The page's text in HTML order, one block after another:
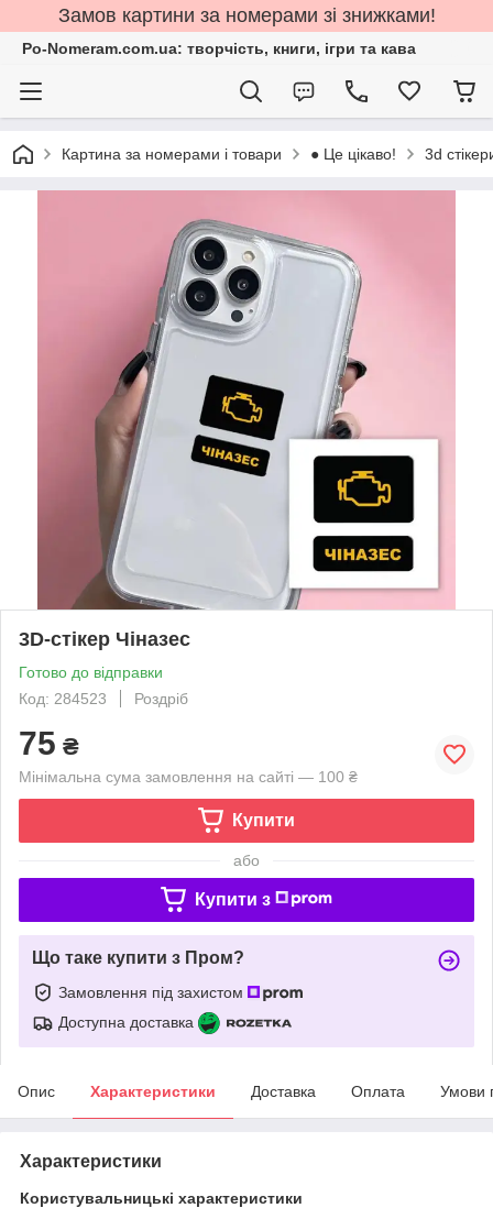
Замов картини за номерами зі знижками!
Po-Nomeram.com.ua: творчість, книги, ігри та кава
Картина за номерами і товари ● Це цікаво! 3d
3D-стікер Чіназес
Готово до відправки
Код: 284523
Роздріб
75 ₴
Мінімальна сума замовлення на сайті — 100 ₴
Купити
або
Купити з
Що таке купити з Пром?
Замовлення під захистом
Доступна доставка
Опис Характеристики Доставка Оплата Умови
Характеристики
Користувальницькі характеристики